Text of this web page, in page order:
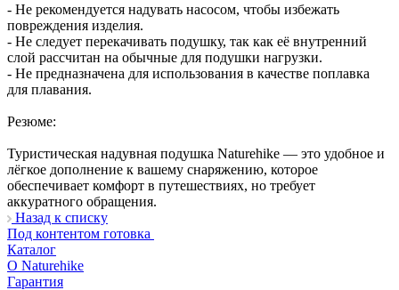
- Не рекомендуется надувать насосом, чтобы избежать
повреждения изделия.
- Не следует перекачивать подушку, так как её внутренний
слой рассчитан на обычные для подушки нагрузки.
- Не предназначена для использования в качестве поплавка
для плавания.
Резюме:
Туристическая надувная подушка Naturehike — это удобное и
лёгкое дополнение к вашему снаряжению, которое
обеспечивает комфорт в путешествиях, но требует
аккуратного обращения.
Назад к списку
Под контентом готовка
Каталог
О Naturehike
Гарантия